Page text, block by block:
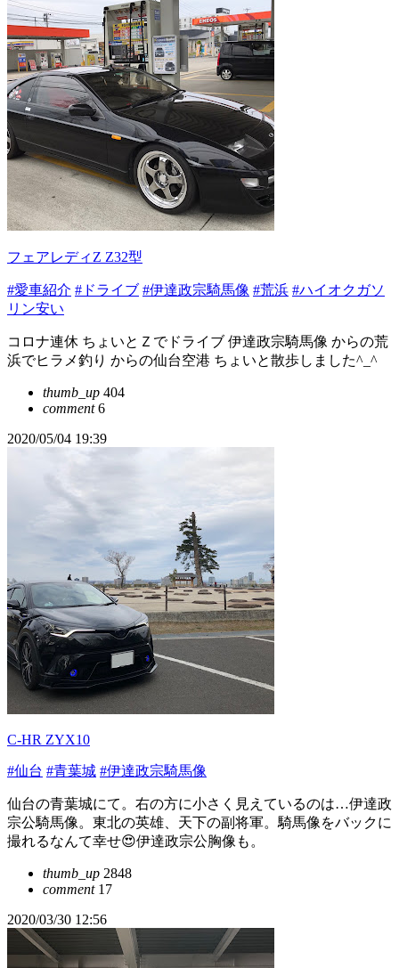
フェアレディZ Z32型
#愛車紹介 #ドライブ #伊達政宗騎馬像 #荒浜 #ハイオクガソ
リン安い
コロナ連休 ちょいとＺでドライブ 伊達政宗騎馬像 からの荒
浜でヒラメ釣り からの仙台空港 ちょいと散歩しました^_^
thumb_up 404
comment6
2020/05/04 19:39
C-HR ZYX10
#仙台 #青葉城 #伊達政宗騎馬像
仙台の青葉城にて。右の方に小さく見えているのは…伊達政
宗公騎馬像。東北の英雄、天下の副将軍。騎馬像をバックに
撮れるなんて幸せ😍伊達政宗公胸像も。
thumb_up 2848
comment17
2020/03/30 12:56